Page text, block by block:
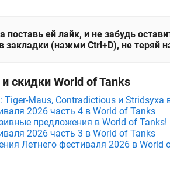
поставь ей лайк, и не забудь
закладки (нажми Ctrl+D), не теряй
скидки World of Tanks
Maus, Contradictious и Stridsyxa
2026 часть 4 в World of Tanks
предложения в World of Tanks!
2026 часть 3 в World of Tanks
Летнего фестиваля 2026 в World